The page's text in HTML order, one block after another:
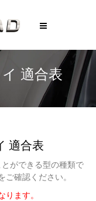
適合表
適合表
ができる型の種類で
確認ください。
ます。